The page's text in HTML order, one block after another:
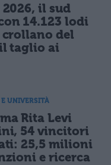
il sud
14.123 lodi
crollano del
taglio ai
UNIVERSITÀ
Rita Levi
54 vincitori
25,5 milioni
e ricerca